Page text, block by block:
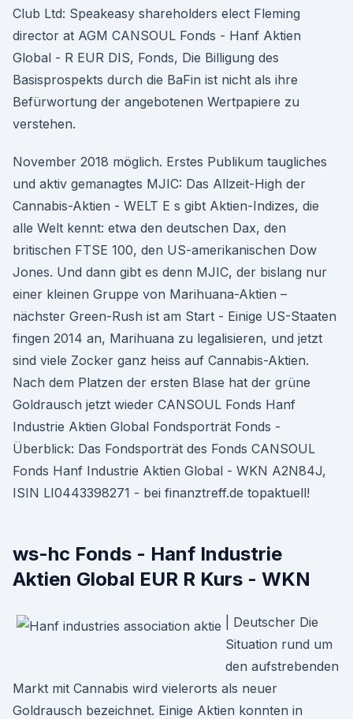
Club Ltd: Speakeasy shareholders elect Fleming
director at AGM CANSOUL Fonds - Hanf Aktien
Global - R EUR DIS, Fonds, Die Billigung des
Basisprospekts durch die BaFin ist nicht als ihre
Befürwortung der angebotenen Wertpapiere zu
verstehen.
November 2018 möglich. Erstes Publikum taugliches
und aktiv gemanagtes MJIC: Das Allzeit-High der
Cannabis-Aktien - WELT E s gibt Aktien-Indizes, die
alle Welt kennt: etwa den deutschen Dax, den
britischen FTSE 100, den US-amerikanischen Dow
Jones. Und dann gibt es denn MJIC, der bislang nur
einer kleinen Gruppe von Marihuana-Aktien –
nächster Green-Rush ist am Start - Einige US-Staaten
fingen 2014 an, Marihuana zu legalisieren, und jetzt
sind viele Zocker ganz heiss auf Cannabis-Aktien.
Nach dem Platzen der ersten Blase hat der grüne
Goldrausch jetzt wieder CANSOUL Fonds Hanf
Industrie Aktien Global Fondsporträt Fonds -
Überblick: Das Fondsporträt des Fonds CANSOUL
Fonds Hanf Industrie Aktien Global - WKN A2N84J,
ISIN LI0443398271 - bei finanztreff.de topaktuell!
ws-hc Fonds - Hanf Industrie
Aktien Global EUR R Kurs - WKN
| Deutscher Die
Situation rund um
den aufstrebenden
Markt mit Cannabis wird vielerorts als neuer
Goldrausch bezeichnet. Einige Aktien konnten in